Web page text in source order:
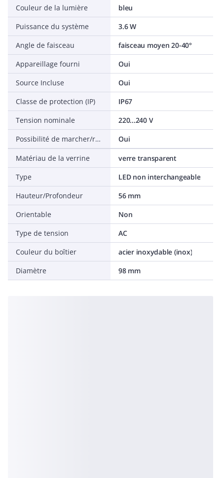
Couleur de la lumière
bleu
Puissance du système
3.6 W
Angle de faisceau
faisceau moyen 20-40°
Appareillage fourni
Oui
Source Incluse
Oui
Classe de protection (IP)
IP67
Tension nominale
220...240 V
Possibilité de marcher/rouler dessus
Oui
Matériau de la verrine
verre transparent
Type
LED non interchangeable
Hauteur/Profondeur
56 mm
Orientable
Non
Type de tension
AC
Couleur du boîtier
acier inoxydable (inox)
Diamètre
98 mm